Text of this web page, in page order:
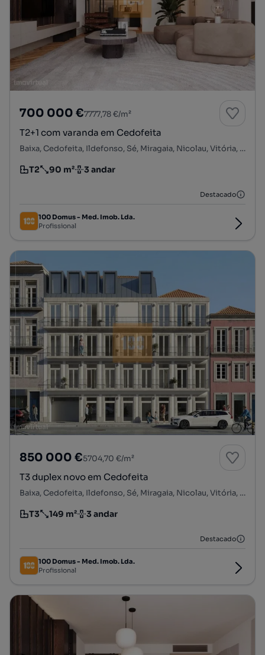
700 000 €7777,78 €/m²
T2+1 com varanda em Cedofeita
Baixa, Cedofeita, Ildefonso, Sé, Miragaia, Nicolau, Vitória, Porto, Porto
Tipologia
T2
Preço por metro quadrado
90 m²
Andar 3 andar
Destacado
100 Domus - Med. Imob. Lda.
Profissional
850 000 €5704,70 €/m²
T3 duplex novo em Cedofeita
Baixa, Cedofeita, Ildefonso, Sé, Miragaia, Nicolau, Vitória, Porto, Porto
Tipologia
T3
Preço por metro quadrado
149 m²
Andar 3 andar
Destacado
100 Domus - Med. Imob. Lda.
Profissional